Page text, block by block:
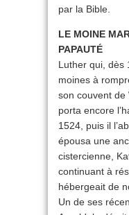
par la Bible.
LE MOINE
PAPAUTÉ
Luther qui, dès
moines à
son couvent de
porta encore
1524, puis il
épousa une
cistercienne,
continuant à
hébergeait de
Un de ses